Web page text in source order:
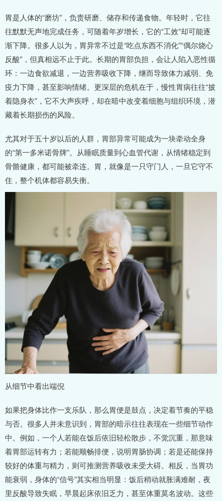
胃是人体的“磨坊”，负责研磨、储存和传递食物。年轻时，它往
往默默无声地完成任务，可随着年岁增长，它的“工效”却可能逐
渐下降。很多人以为，胃异常不过是“吃点东西不消化”“偶尔烧心
反酸”，但真相远不止于此。长期的胃部负担，会让人陷入恶性循
环：一边食欲减退，一边营养吸收下降，继而导致体力减弱、免
疫力下降，甚至影响情绪。更深层的危机在于，慢性胃病往往“披
着隐身衣”，它不大声疾呼，却在暗中改变着细胞与组织环境，潜
藏着长期损伤的风险。
尤其对于五十岁以后的人群，胃部异常可能成为一块牵动全身
的“第一多米诺骨牌”。从睡眠质量到心血管代谢，从情绪稳定到
骨骼健康，都可能被牵连。胃，就像是一只守门人，一旦它守不
住，整个机体都容易失衡。
从细节中看出端倪
如果把身体比作一支乐队，那么胃便是鼓点，决定着节奏的平稳
与否。很多人并未意识到，胃部的暗示往往表现在一些细节动作
中。例如，一个人若能在饭后依旧轻松散步，不觉沉重，那意味
着胃部运转有力；若能顺畅排便，说明胃肠协调；若是还能保持
较好的体重与精力，则可推测营养吸收未受大碍。相反，当胃功
能衰弱，身体的“信号”其实相当明显：饭后稍动就胀满难耐，夜
里反酸导致失眠，早晨起床依旧乏力，甚至体重莫名波动。这些